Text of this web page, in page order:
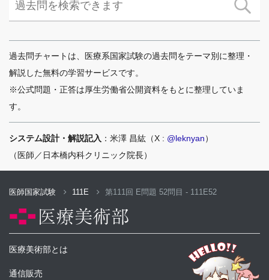
過去問チャートは、医療系国家試験の過去問をテーマ別に整理・
解説した無料の学習サービスです。
※公式問題・正答は厚生労働省公開資料をもとに整理していま
す。
システム設計・解説記入 ：米澤 昌紘（X : @leknyan）
（医師／日本橋内科クリニック院長）
医師国家試験 111E 第111回 E問題 52問目 - 111E52
医療美術部とは
通信販売